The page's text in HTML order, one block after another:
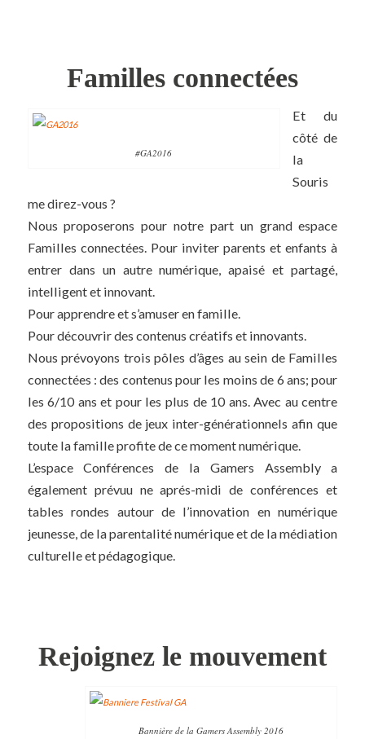
Familles connectées
#GA2016
Et du
côté de
la
Souris
me direz-vous ?
Nous proposerons pour notre part un grand espace
Familles connectées. Pour inviter parents et enfants à
entrer dans un autre numérique, apaisé et partagé,
intelligent et innovant.
Pour apprendre et s’amuser en famille.
Pour découvrir des contenus créatifs et innovants.
Nous prévoyons trois pôles d’âges au sein de Familles
connectées : des contenus pour les moins de 6 ans; pour
les 6/10 ans et pour les plus de 10 ans. Avec au centre
des propositions de jeux inter-générationnels afin que
toute la famille profite de ce moment numérique.
L’espace Conférences de la Gamers Assembly a
également prévuu ne aprés-midi de conférences et
tables rondes autour de l’innovation en numérique
jeunesse, de la parentalité numérique et de la médiation
culturelle et pédagogique.
Rejoignez le mouvement
Bannière de la Gamers Assembly 2016